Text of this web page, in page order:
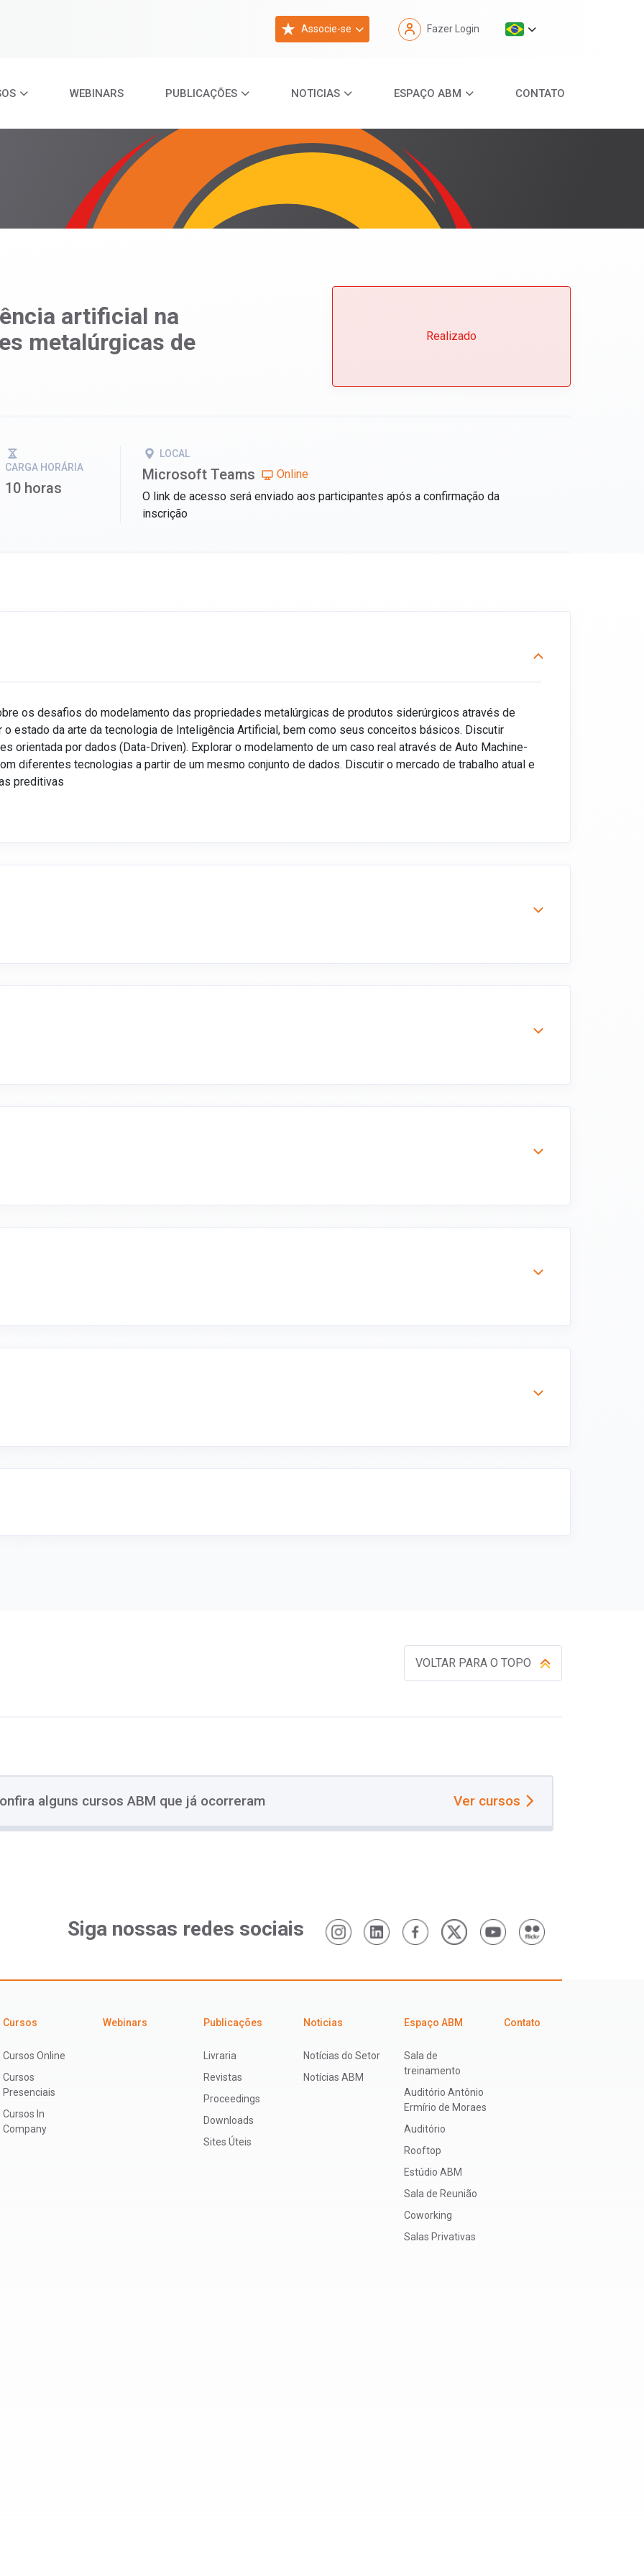
Associe-se Fazer Login
WEBINARS PUBLICAÇÕES NOTICIAS ESPAÇO ABM CONTATO
artificial na
metalúrgicas de
Realizado
CARGA HORÁRIA
10 horas
LOCAL
Microsoft Teams
Online
O link de acesso será enviado aos participantes após a confirmação da
inscrição
os desafios do modelamento das propriedades metalúrgicas de produtos siderúrgicos através de
estado da arte da tecnologia de Inteligência Artificial, bem como seus conceitos básicos. Discutir
orientada por dados (Data-Driven). Explorar o modelamento de um caso real através de Auto Machine-
diferentes tecnologias a partir de um mesmo conjunto de dados. Discutir o mercado de trabalho atual e
preditivas
VOLTAR PARA O TOPO
alguns cursos ABM que já ocorreram Ver cursos
Siga nossas redes sociais
Cursos
Cursos Online
Cursos
Presenciais
Cursos In
Company
Webinars Publicações
Livraria
Revistas
Proceedings
Downloads
Sites Úteis
Noticias
Notícias do Setor
Notícias ABM
Espaço ABM
Sala de
treinamento
Auditório Antônio
Ermírio de Moraes
Auditório
Rooftop
Estúdio ABM
Sala de Reunião
Coworking
Salas Privativas
Contato